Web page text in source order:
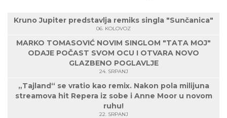
Kruno Jupiter predstavlja remiks singla "Sunčanica"
06. KOLOVOZ
MARKO TOMASOVIĆ NOVIM SINGLOM "TATA MOJ"
ODAJE POČAST SVOM OCU I OTVARA NOVO
GLAZBENO POGLAVLJE
24. SRPANJ
„Tajland“ se vratio kao remix. Nakon pola milijuna
streamova hit Repera iz sobe i Anne Moor u novom
ruhu!
22. SRPANJ